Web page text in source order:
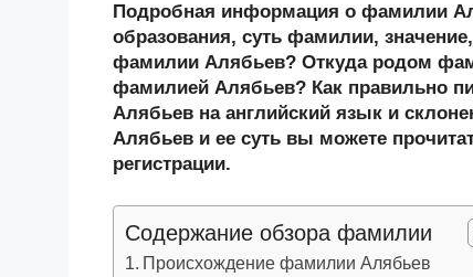
n
o
kl
a
ss
ni
ki
c
e
b
o
k
tt
er
g
g
er
e
J
o
ur
al
.R
u
Подробная информация о фамилии
образования, суть фамилии,
фамилии Алябьев? Откуда родом
фамилией Алябьев? Как правильно
Алябьев на английский язык и
Алябьев и ее суть вы можете
регистрации.
Содержание обзора фамилии
Происхождение фамилии Алябьев